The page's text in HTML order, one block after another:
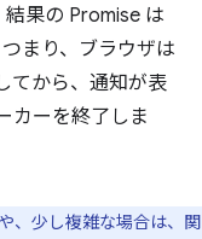
果の Promise は
まり、ブラウザは
てから、通知が表
カーを終了しま
、少し複雑な場合は、関